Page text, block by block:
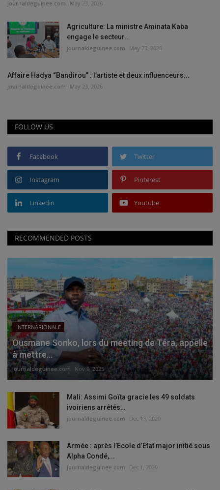
journaldeguinee.com May 23, 2026
Agriculture: La ministre Aminata Kaba
engage le secteur...
journaldeguinee.com May 23, 2026
Affaire Hadya “Bandirou” : l’artiste et deux influenceurs...
journaldeguinee.com May 23, 2026
FOLLOW US
Facebook Twitter
Instagram Pinterest
Linkedin Youtube
RECOMMENDED POSTS
INTERNARIONALE
Ousmane Sonko, lors du meeting de Téra, appelle
à mettre...
journaldeguinee.com Nov 9, 2025
Mali: Assimi Goïta gracie les 49 soldats
ivoiriens arrêtés…
journaldeguinee.com Dec 13, 2020
Armée : après l’Ecole d’Etat major initié sous
Alpha Condé,...
journaldeguinee.com Dec 1, 2020